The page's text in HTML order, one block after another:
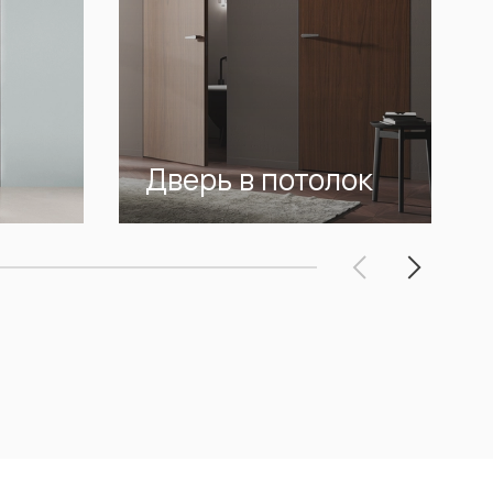
Дверь в потолок